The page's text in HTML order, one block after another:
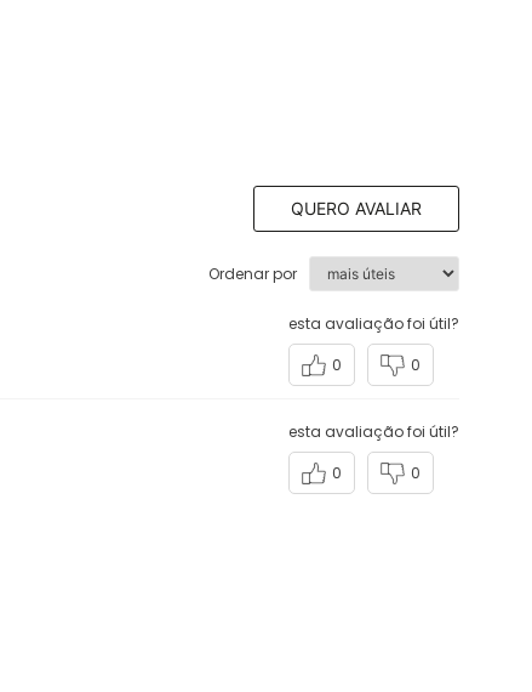
QUERO AVALIAR
Ordenar por
esta avaliação foi útil?
0
0
esta avaliação foi útil?
0
0